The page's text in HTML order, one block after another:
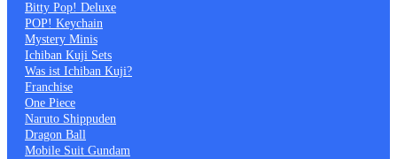
Bitty Pop! Deluxe
POP! Keychain
Mystery Minis
Ichiban Kuji Sets
Was ist Ichiban Kuji?
Franchise
One Piece
Naruto Shippuden
Dragon Ball
Mobile Suit Gundam